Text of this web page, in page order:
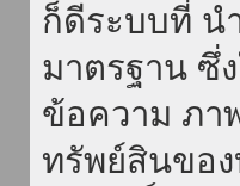
ก็ดีระบบที่ น
มาตรฐาน ซึ่
ข้อความ ภา
ทรัพย์สินของ